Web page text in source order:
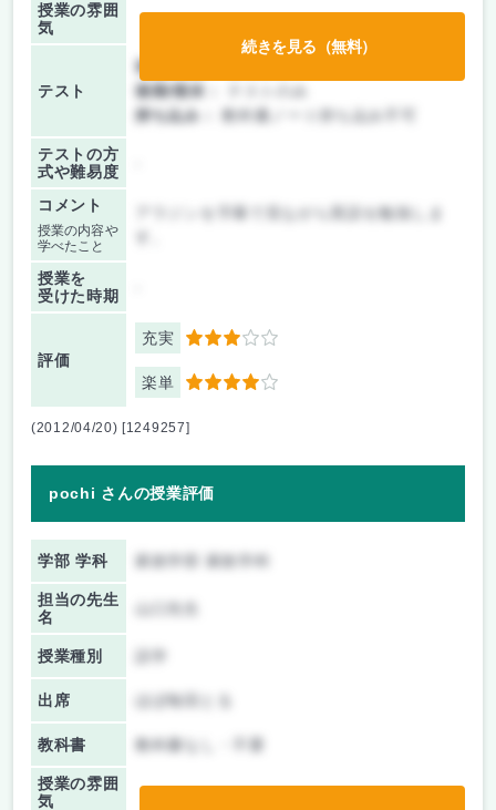
授業の雰囲
気
テスト
前期/中間：
後期/期末：
持ち込み：
教科書ノート持ち込み不可
テストの方
式や難易度
コメント
授業の内容や
学べたこと
アラジンを字幕で見ながら英語を勉強しま
授業を
受けた時期
評価
充実 3
楽単 4
続きを見る（無料）
(2012/04/20) [1249257]
pochi さんの授業評価
学部 学科
担当の先生
名
授業種別
出席 ほぼ毎回とる
教科書 教科書なし・不要
授業の雰囲
気